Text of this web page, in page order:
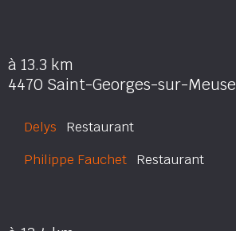
à 13.3 km
4470 Saint-Georges-sur-Meuse
Delys Restaurant
Philippe Fauchet Restaurant